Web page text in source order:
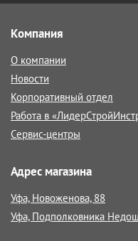
Компания
О компании
Новости
Корпоративный отдел
Работа в
Сервис-центры
Адрес магазина
Уфа, Новоженова, 88
Уфа, Подполковника